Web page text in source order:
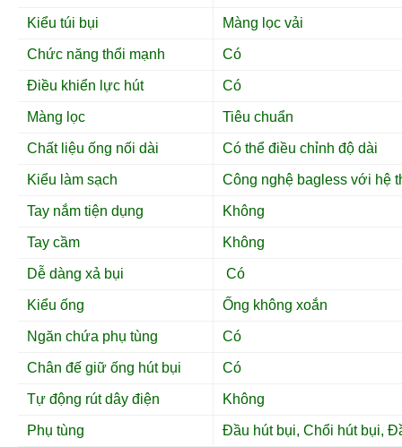
Kiểu túi bụi Màng lọc vải
Chức năng thổi mạnh Có
Điều khiển lực hút Có
Màng lọc Tiêu chuẩn
Chất liệu ống nối dài Có thể điều chỉnh độ dài
Kiểu làm sạch Công nghệ bagless với hệ
Tay nắm tiện dụng Không
Tay cầm Không
Dễ dàng xả bụi Có
Kiểu ống Ống không xoắn
Ngăn chứa phụ tùng Có
Chân đế giữ ống hút bụi Có
Tự động rút dây điện Không
Phụ tùng Đầu hút bụi, Chổi hút bụi,